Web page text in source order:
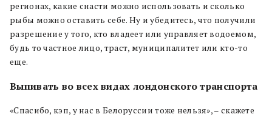
регионах, какие снасти можно использовать и сколько
рыбы можно оставить себе. Ну и убедитесь, что получили
разрешение у того, кто владеет или управляет водоемом,
будь то частное лицо, траст, муниципалитет или кто-то
еще.
Выпивать во всех видах лондонского транспорта
«Спасибо, кэп, у нас в Белоруссии тоже нельзя», – скажете